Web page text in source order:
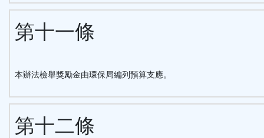
第十一條
本辦法檢舉獎勵金由環保局編列預算支應。
第十二條